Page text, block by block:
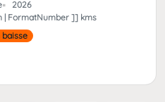
2026
FormatNumber ]] kms
baisse